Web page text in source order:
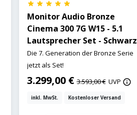
Monitor Audio Bronze
Cinema 300 7G W15 - 5.1
Lautsprecher Set - Schwarz
Die 7. Generation der Bronze Serie
jetzt als Set!
3.299,00 €3.593,00 € UVP
inkl. MwSt. Kostenloser Versand